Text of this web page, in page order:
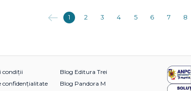
Anterioara
1 2 3 4 5 6 7 8
condiții
confidențialitate
Blog Editura Trei
Blog Pandora M